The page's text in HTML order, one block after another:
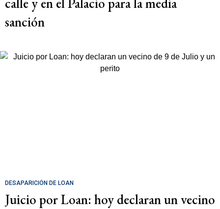
sanción
DESAPARICIÓN DE LOAN
Juicio por Loan: hoy declaran un vecino